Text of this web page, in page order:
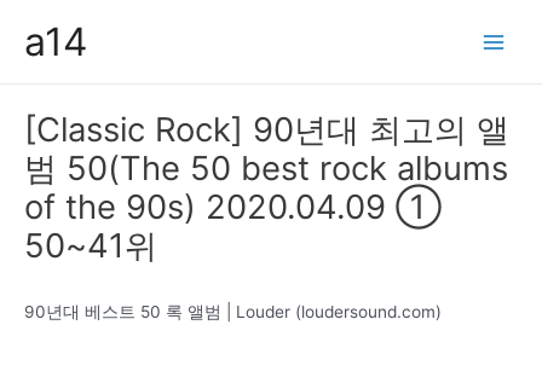
a14
[Classic Rock] 90년대 최고의 앨
범 50(The 50 best rock albums
of the 90s) 2020.04.09 ①
50~41위
90년대 베스트 50 록 앨범 | Louder (loudersound.com)